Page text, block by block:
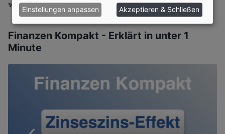
✨ Ohne Werbebanner lesen?Werde MitgliedoderLogin
Finanzen Kompakt - Erklärt in unter 1
Minute
Einstellungen anpassen Akzeptieren & Schließen